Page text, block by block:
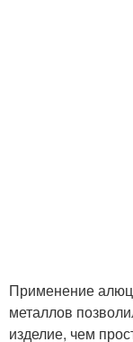
Применение
металлов
изделие, чем